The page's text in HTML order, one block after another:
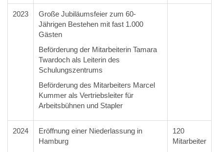
2023
Große Jubiläumsfeier zum 60-
Jährigen Bestehen mit fast 1.000
Gästen
Beförderung der Mitarbeiterin Tamara
Twardoch als Leiterin des
Schulungszentrums
Beförderung des Mitarbeiters Marcel
Kummer als Vertriebsleiter für
Arbeitsbühnen und Stapler
2024
Eröffnung einer Niederlassung in
Hamburg
120
Mitarbeiter